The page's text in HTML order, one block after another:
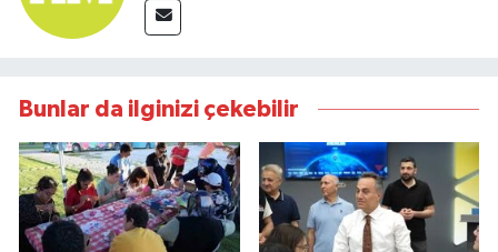
Bunlar da ilginizi çekebilir